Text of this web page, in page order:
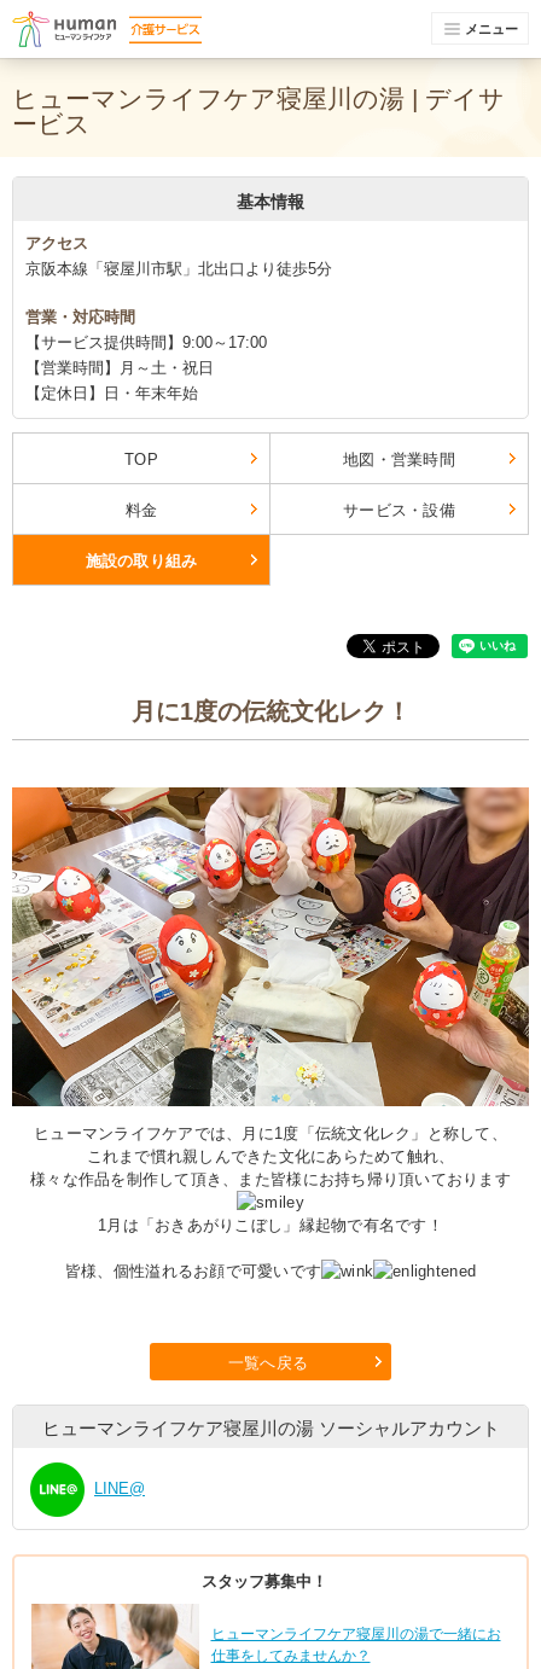
メニュー
ヒューマンライフケア寝屋川の湯 | デイサ
ービス
基本情報
アクセス
京阪本線「寝屋川市駅」北出口より徒歩5分
営業・対応時間
【サービス提供時間】9:00～17:00
【営業時間】月～土・祝日
【定休日】日・年末年始
TOP 地図・営業時間
料金 サービス・設備
施設の取り組み
月に1度の伝統文化レク！
ヒューマンライフケアでは、月に1度「伝統文化レク」と称して、
これまで慣れ親しんできた文化にあらためて触れ、
様々な作品を制作して頂き、また皆様にお持ち帰り頂いております
1月は「おきあがりこぼし」縁起物で有名です！
皆様、個性溢れるお顔で可愛いです
一覧へ戻る
ヒューマンライフケア寝屋川の湯 ソーシャルアカウント
LINE@
スタッフ募集中！
ヒューマンライフケア寝屋川の湯で一緒にお
仕事をしてみませんか？